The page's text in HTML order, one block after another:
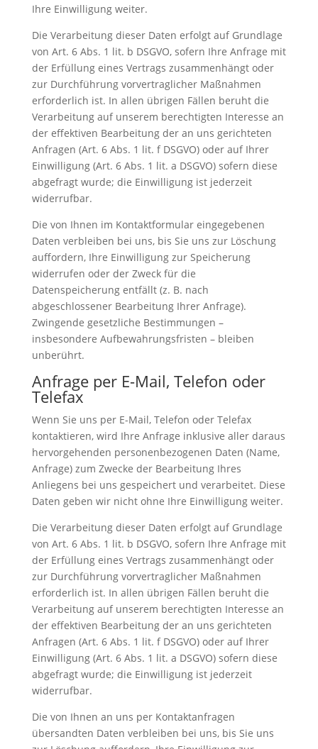
Ihre Einwilligung weiter.
Die Verarbeitung dieser Daten erfolgt auf Grundlage
von Art. 6 Abs. 1 lit. b DSGVO, sofern Ihre Anfrage mit
der Erfüllung eines Vertrags zusammenhängt oder
zur Durchführung vorvertraglicher Maßnahmen
erforderlich ist. In allen übrigen Fällen beruht die
Verarbeitung auf unserem berechtigten Interesse an
der effektiven Bearbeitung der an uns gerichteten
Anfragen (Art. 6 Abs. 1 lit. f DSGVO) oder auf Ihrer
Einwilligung (Art. 6 Abs. 1 lit. a DSGVO) sofern diese
abgefragt wurde; die Einwilligung ist jederzeit
widerrufbar.
Die von Ihnen im Kontaktformular eingegebenen
Daten verbleiben bei uns, bis Sie uns zur Löschung
auffordern, Ihre Einwilligung zur Speicherung
widerrufen oder der Zweck für die
Datenspeicherung entfällt (z. B. nach
abgeschlossener Bearbeitung Ihrer Anfrage).
Zwingende gesetzliche Bestimmungen –
insbesondere Aufbewahrungsfristen – bleiben
unberührt.
Anfrage per E-Mail, Telefon oder
Telefax
Wenn Sie uns per E-Mail, Telefon oder Telefax
kontaktieren, wird Ihre Anfrage inklusive aller daraus
hervorgehenden personenbezogenen Daten (Name,
Anfrage) zum Zwecke der Bearbeitung Ihres
Anliegens bei uns gespeichert und verarbeitet. Diese
Daten geben wir nicht ohne Ihre Einwilligung weiter.
Die Verarbeitung dieser Daten erfolgt auf Grundlage
von Art. 6 Abs. 1 lit. b DSGVO, sofern Ihre Anfrage mit
der Erfüllung eines Vertrags zusammenhängt oder
zur Durchführung vorvertraglicher Maßnahmen
erforderlich ist. In allen übrigen Fällen beruht die
Verarbeitung auf unserem berechtigten Interesse an
der effektiven Bearbeitung der an uns gerichteten
Anfragen (Art. 6 Abs. 1 lit. f DSGVO) oder auf Ihrer
Einwilligung (Art. 6 Abs. 1 lit. a DSGVO) sofern diese
abgefragt wurde; die Einwilligung ist jederzeit
widerrufbar.
Die von Ihnen an uns per Kontaktanfragen
übersandten Daten verbleiben bei uns, bis Sie uns